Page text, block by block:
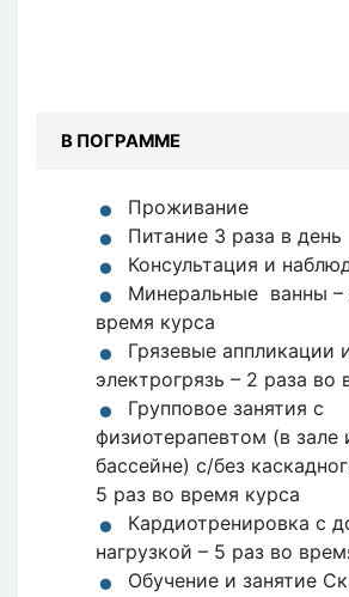
В ПОГРАММЕ
Проживание
Питание 3 раза в день
Консультация и
Минеральные ванны –
время курса
Грязевые аппликации
электрогрязь – 2 раза во
Групповое занятия с
физиотерапевтом (в зале
бассейне) с/без
5 раз во время курса
Кардиотренировка с
нагрузкой – 5 раз во
Обучение и занятие